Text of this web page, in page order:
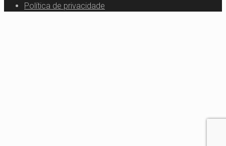
Política de privacidade